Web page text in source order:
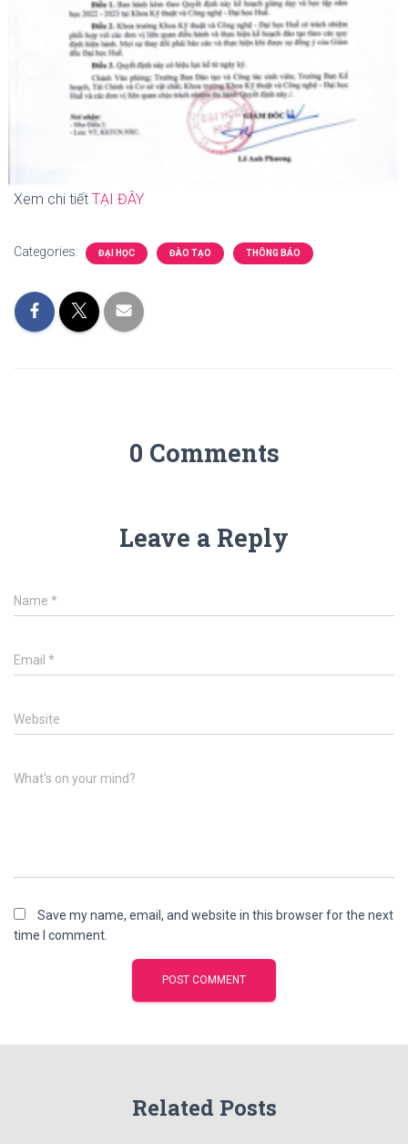
Xem chi tiết TẠI ĐÂY
Categories: ĐẠI HỌC ĐÀO TẠO THÔNG BÁO
0 Comments
Leave a Reply
Name *
Email *
Website
What's on your mind?
Save my name, email, and website in this browser for the next
time I comment.
Related Posts